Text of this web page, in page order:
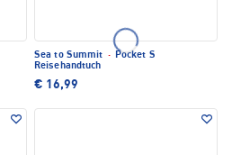
Sea to Summit · Pocket S
Reisehandtuch
€ 16,99